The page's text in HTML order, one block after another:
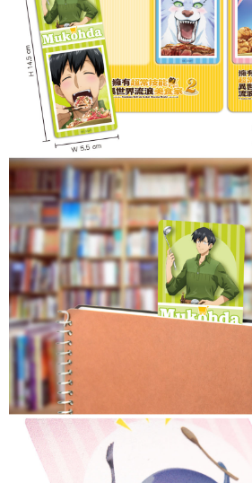
每筆NT$9,999
7-11取貨付款
每筆NT$65，滿NT$1,300(含以上)免運費
付款後7-11取貨
每筆NT$65，滿NT$1,300(含以上)免運費
宅配-木棉花樂園專用
每筆NT$100，滿NT$1,300(含以上)免運費
宅配-離島(澎湖/金門/馬祖)-木棉花樂園專用
每筆NT$220
黑貓宅配-貨到付款
每筆NT$150